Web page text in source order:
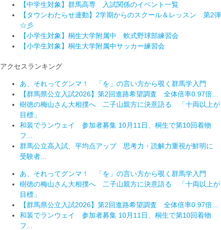
【中学生対象】群馬高専 入試関係のイベント一覧
【タウンわたらせ連動】2学期からのスクール＆レッスン 第2弾
☆彡
【小学生対象】桐生大学附属中 軟式野球部練習会
【小学生対象】桐生大学附属中サッカー練習会
アクセスランキング
あ、それってグンマ！ 「を」の言い方から覗く群馬学入門
【群馬県公立入試2026】第2回進路希望調査 全体倍率0.97倍...
樹徳の梅山さん大相撲へ 二子山親方に決意語る 「十両以上が
目標」
和装でランウェイ 参加者募集 10月11日、桐生で第10回着物
フ...
群馬公立高入試、平均点アップ 思考力・読解力重視が鮮明に
受験者...
あ、それってグンマ！ 「を」の言い方から覗く群馬学入門
樹徳の梅山さん大相撲へ 二子山親方に決意語る 「十両以上が
目標」
【群馬県公立入試2026】第2回進路希望調査 全体倍率0.97倍...
和装でランウェイ 参加者募集 10月11日、桐生で第10回着物
フ...